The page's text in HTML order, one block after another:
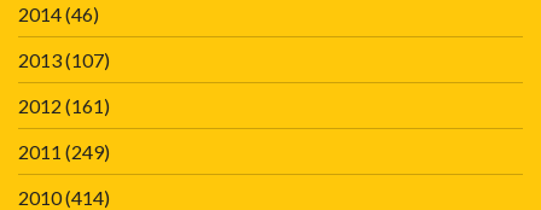
2014(46)
2013(107)
2012 (161)
2011 (249)
2010(414)